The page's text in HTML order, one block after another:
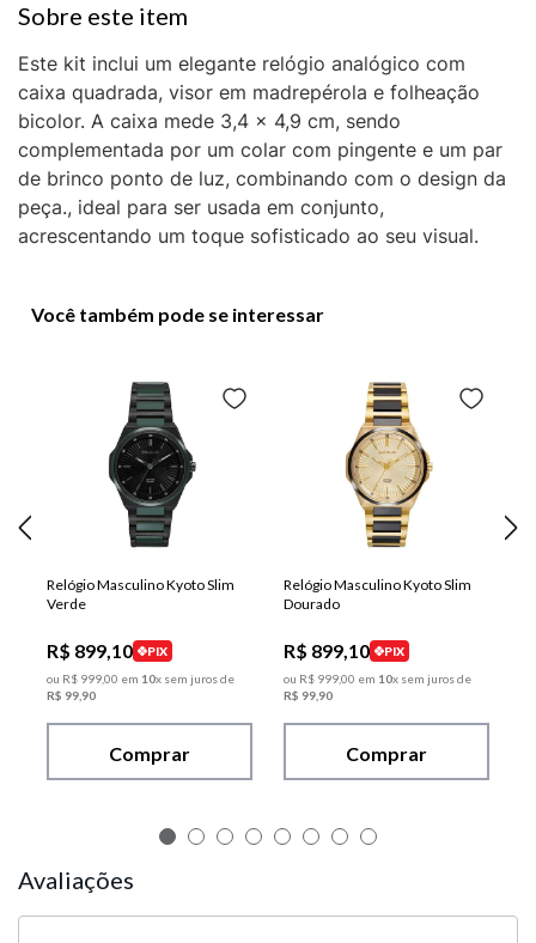
Este kit inclui um elegante relógio analógico com
caixa quadrada, visor em madrepérola e folheação
bicolor. A caixa mede 3,4 x 4,9 cm, sendo
complementada por um colar com pingente e um par
de brinco ponto de luz, combinando com o design da
peça., ideal para ser usada em conjunto,
acrescentando um toque sofisticado ao seu visual.
Você também pode se interessar
Relógio Masculino Kyoto Slim
Verde
R$ 899,10
PIX
ou R$ 99900 em 10x sem juros de
R$ 99 90
Comprar
Relógio Masculino Kyoto Slim
Dourado
R$ 899,10
PIX
ou R$ 99900 em 10x sem juros de
R$ 99 90
Comprar
Avaliações